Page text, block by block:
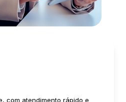
com atendimento rápido e